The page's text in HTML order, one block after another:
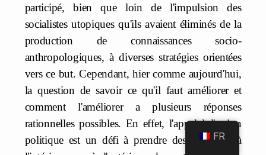
participé, bien que loin de l'impulsion des
socialistes utopiques qu'ils avaient éliminés de la
production de connaissances socio-
anthropologiques, à diverses stratégies orientées
vers ce but. Cependant, hier comme aujourd'hui,
la question de savoir ce qu'il faut améliorer et
comment l'améliorer a plusieurs réponses
rationnelles possibles. En effet, l'appel à l'action
politique est un défi à prendre des décisions à
FR